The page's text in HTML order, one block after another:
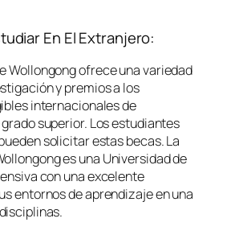
En El Extranjero:
Wollongong ofrece una variedad
y premios a los
internacionales de
superior. Los estudiantes
solicitar estas becas. La
es una Universidad de
con una excelente
entornos de aprendizaje en una